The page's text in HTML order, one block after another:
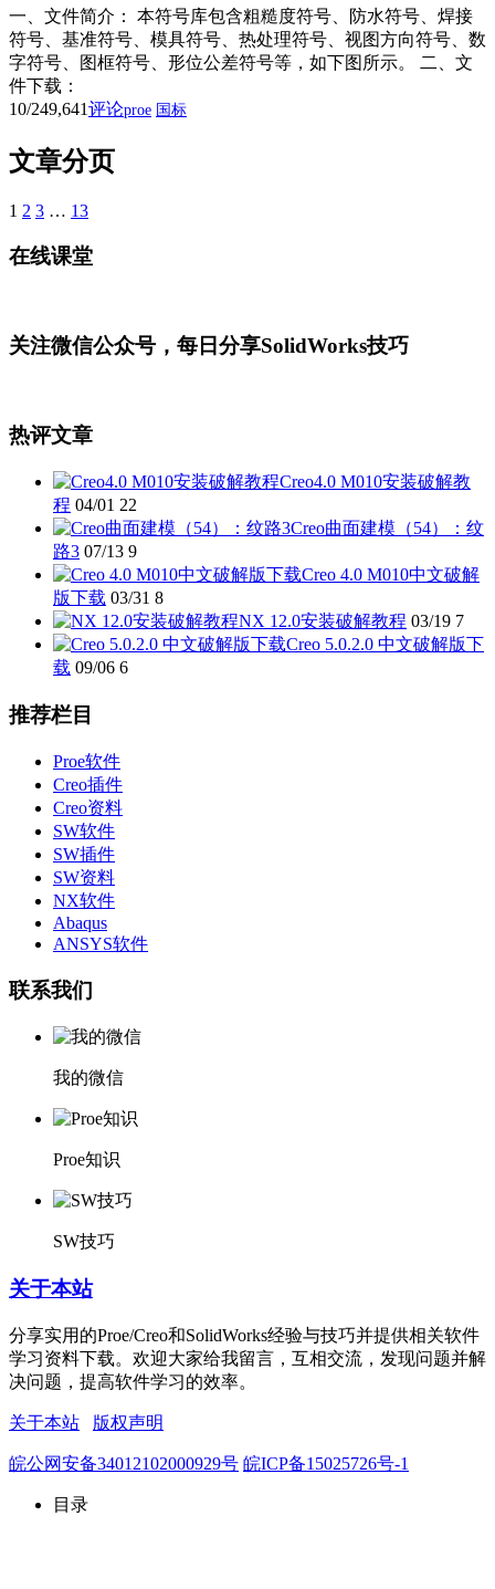
一、文件简介： 本符号库包含粗糙度符号、防水符号、焊接
符号、基准符号、模具符号、热处理符号、视图方向符号、数
字符号、图框符号、形位公差符号等，如下图所示。 二、文
件下载：
10/249,641评论proe 国标
文章分页
1 2 3 … 13
在线课堂
关注微信公众号，每日分享SolidWorks技巧
热评文章
Creo4.0 M010安装破解教
程 04/01 22
Creo曲面建模（54）：纹
路3 07/13 9
Creo 4.0 M010中文破解
版下载 03/31 8
NX 12.0安装破解教程 03/19 7
Creo 5.0.2.0 中文破解版下
载 09/06 6
推荐栏目
Proe软件
Creo插件
Creo资料
SW软件
SW插件
SW资料
NX软件
Abaqus
ANSYS软件
联系我们
我的微信
Proe知识
SW技巧
关于本站
分享实用的Proe/Creo和SolidWorks经验与技巧并提供相关软件
学习资料下载。欢迎大家给我留言，互相交流，发现问题并解
决问题，提高软件学习的效率。
关于本站 版权声明
皖公网安备34012102000929号 皖ICP备15025726号-1
目录